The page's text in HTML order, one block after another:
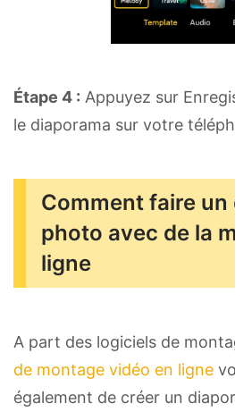
Étape 4 : Appuyez sur
le diaporama sur votre
Comment faire un
photo avec de la
ligne
A part des logiciels de
de montage vidéo en ligne
également de créer un